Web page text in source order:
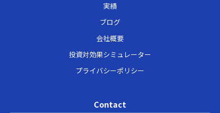
実績
ブログ
会社概要
投資対効果シミュレーター
プライバシーポリシー
Contact